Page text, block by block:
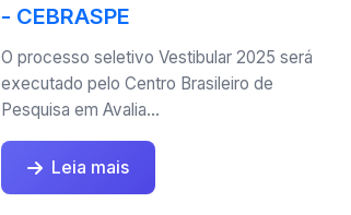
- CEBRASPE
O processo seletivo Vestibular 2025 será
executado pelo Centro Brasileiro de
Pesquisa em Avalia...
Leia mais